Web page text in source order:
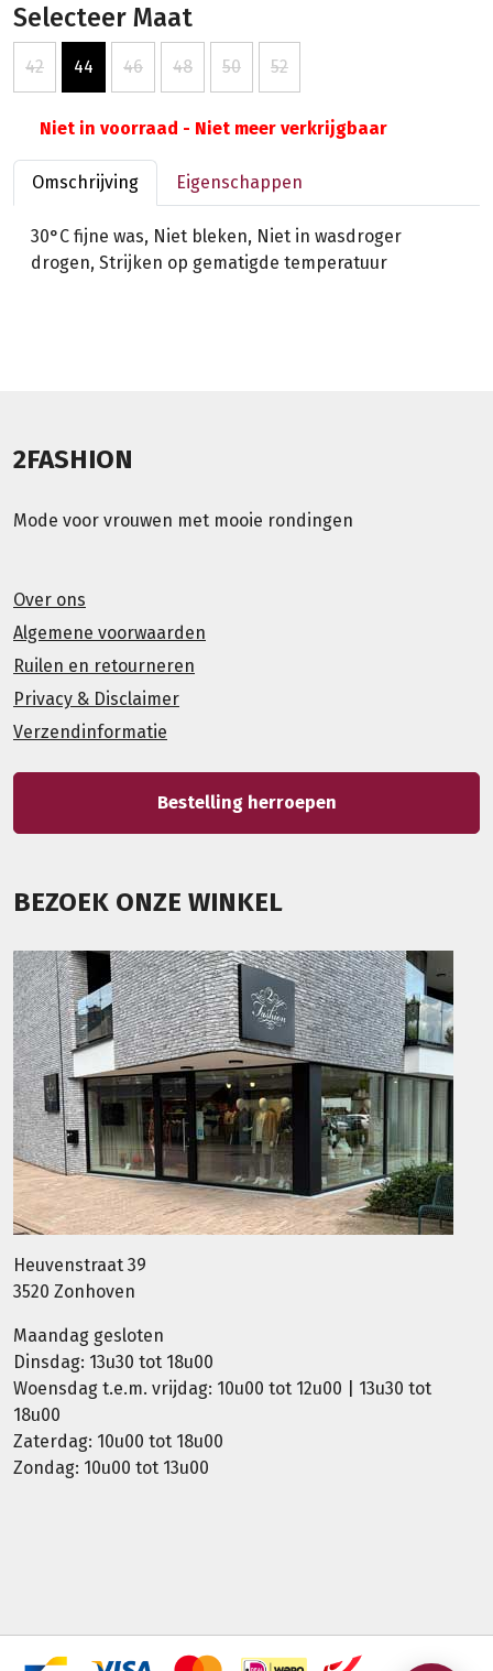
Selecteer Maat
42 44 46 48 50 52
Niet in voorraad - Niet meer verkrijgbaar
Omschrijving Eigenschappen
30°C fijne was, Niet bleken, Niet in wasdroger
drogen, Strijken op gematigde temperatuur
2FASHION
Mode voor vrouwen met mooie rondingen
Over ons
Algemene voorwaarden
Ruilen en retourneren
Privacy & Disclaimer
Verzendinformatie
Bestelling herroepen
BEZOEK ONZE WINKEL
Heuvenstraat 39
3520 Zonhoven
Maandag gesloten
Dinsdag: 13u30 tot 18u00
Woensdag t.e.m. vrijdag: 10u00 tot 12u00 | 13u30 tot
18u00
Zaterdag: 10u00 tot 18u00
Zondag: 10u00 tot 13u00